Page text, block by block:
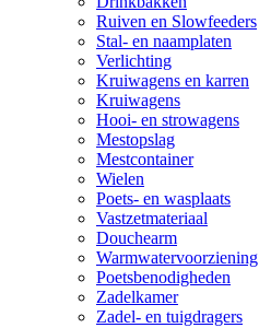
Ruiven en Slowfeeders
Stal- en naamplaten
Verlichting
Kruiwagens en karren
Kruiwagens
Hooi- en strowagens
Mestopslag
Mestcontainer
Wielen
Poets- en wasplaats
Vastzetmateriaal
Douchearm
Warmwatervoorziening
Poetsbenodigheden
Zadelkamer
Zadel- en tuigdragers